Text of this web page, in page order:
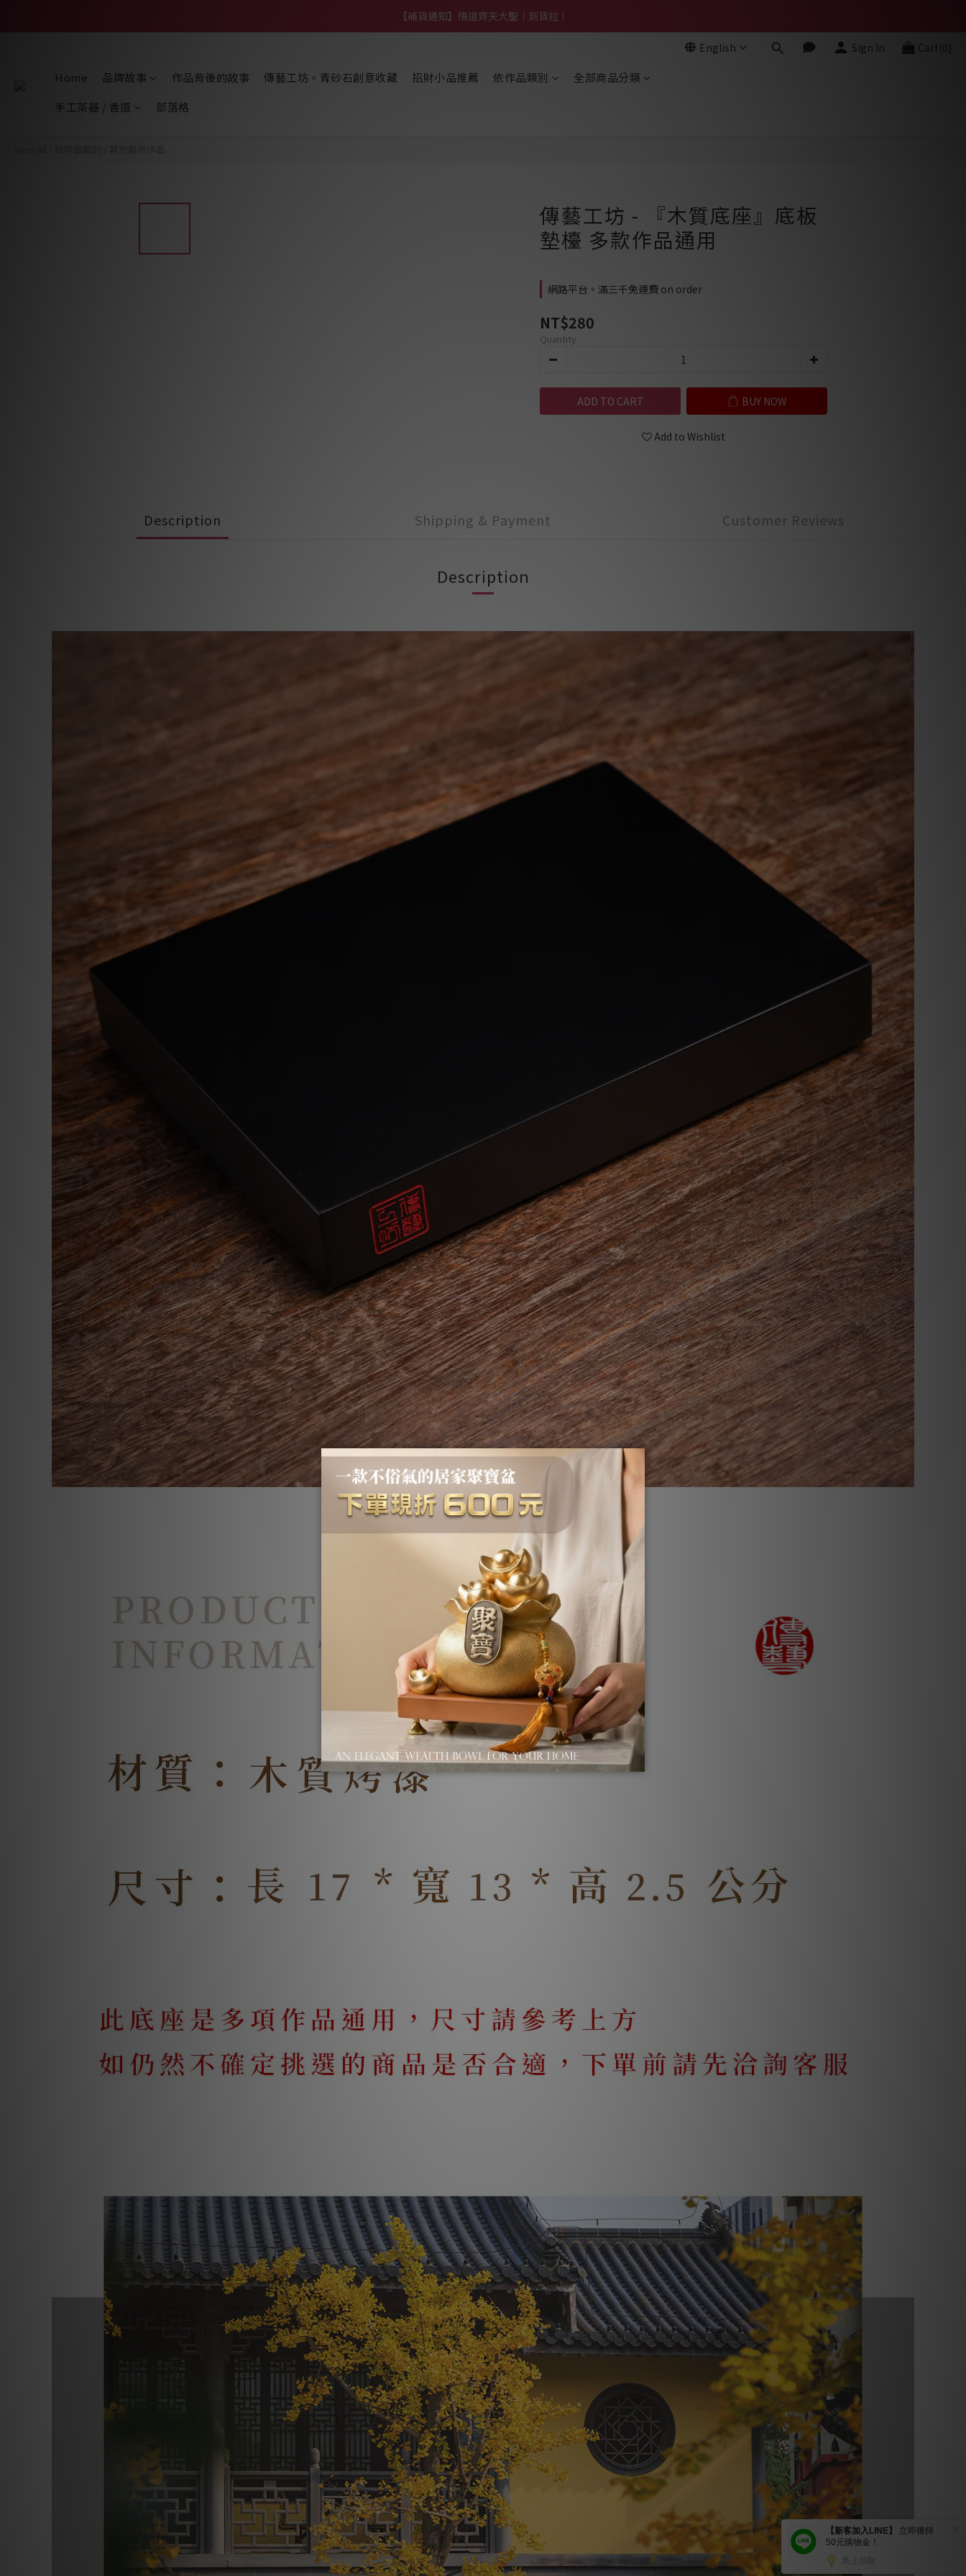
【熱門】馬上有系列！四種寶物幫你財運「轉」進來
【補貨通知】悟道齊天大聖｜到貨拉！
English Sign In Cart(0)
Home 品牌故事 作品背後的故事 傳藝工坊。青砂石創意收藏 招財小品推薦 依作品類別
全部商品分類
手工茶器 / 香道
部落格
傳藝工坊 - 『木質底座』底板
墊檯 多款作品通用
網路平台。滿三千免運費 on order
NT$280
Quantity
ADD TO CART BUY NOW
Add to Wishlist
Description Shipping & Payment Customer Reviews
Description